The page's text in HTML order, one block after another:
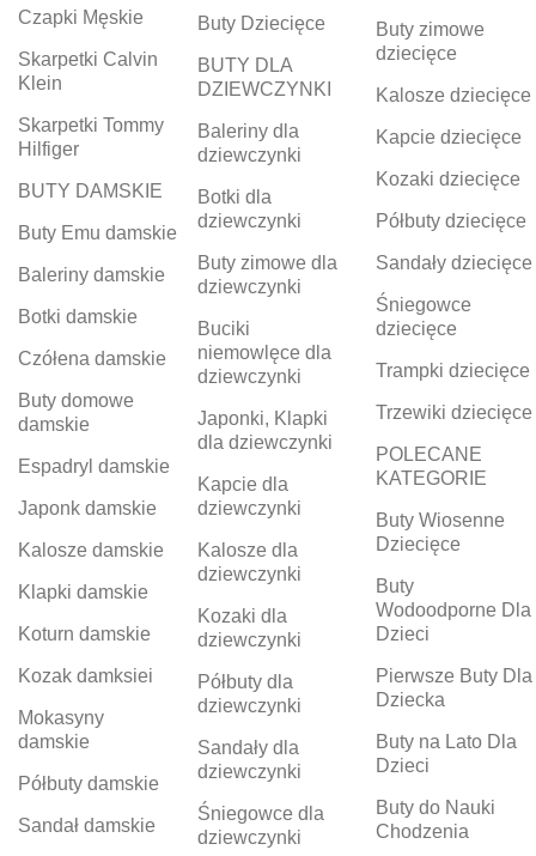
Czapki Męskie
Skarpetki Calvin
Klein
Skarpetki Tommy
Hilfiger
BUTY DAMSKIE
Buty Emu damskie
Baleriny damskie
Botki damskie
Czółena damskie
Buty domowe
damskie
Espadryl damskie
Japonk damskie
Kalosze damskie
Klapki damskie
Koturn damskie
Kozak damksiei
Mokasyny
damskie
Półbuty damskie
Sandał damskie
Buty Dziecięce
BUTY DLA
DZIEWCZYNKI
Baleriny dla
dziewczynki
Botki dla
dziewczynki
Buty zimowe dla
dziewczynki
Buciki
niemowlęce dla
dziewczynki
Japonki, Klapki
dla dziewczynki
Kapcie dla
dziewczynki
Kalosze dla
dziewczynki
Kozaki dla
dziewczynki
Półbuty dla
dziewczynki
Sandały dla
dziewczynki
Śniegowce dla
dziewczynki
Buty zimowe
dziecięce
Kalosze dziecięce
Kapcie dziecięce
Kozaki dziecięce
Półbuty dziecięce
Sandały dziecięce
Śniegowce
dziecięce
Trampki dziecięce
Trzewiki dziecięce
POLECANE
KATEGORIE
Buty Wiosenne
Dziecięce
Buty
Wodoodporne Dla
Dzieci
Pierwsze Buty Dla
Dziecka
Buty na Lato Dla
Dzieci
Buty do Nauki
Chodzenia